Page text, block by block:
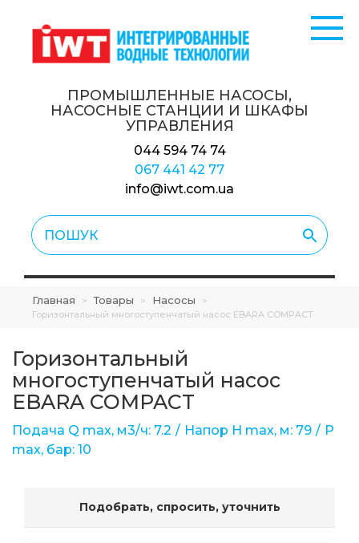
ПРОМЫШЛЕННЫЕ НАСОСЫ,
НАСОСНЫЕ СТАНЦИИ И ШКАФЫ
УПРАВЛЕНИЯ
044 594 74 74
067 441 42 77
info@iwt.com.ua
Главная > Товары > Насосы
>
Горизонтальный многоступенчатый насос EBARA COMPACT
Горизонтальный
многоступенчатый насос
EBARA COMPACT
Подача Q max, м3/ч: 7.2 Напор Н max, м: 79
Р
max, бар: 10
Подобрать, спросить, уточнить